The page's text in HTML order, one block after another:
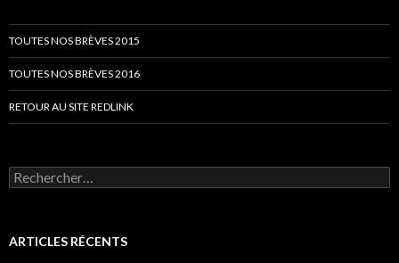
TOUTES NOS BRÈVES 2015
TOUTES NOS BRÈVES 2016
RETOUR AU SITE REDLINK
Rechercher :
ARTICLES RÉCENTS